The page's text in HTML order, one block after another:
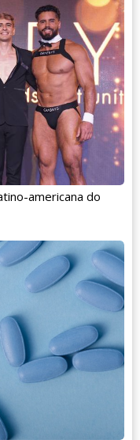
americana do